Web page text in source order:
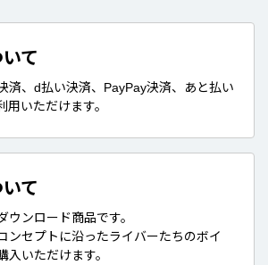
て
済、d払い決済、PayPay決済、あと払い
用いただけます。
て
ウンロード商品です。
ンセプトに沿ったライバーたちのボイ
入いただけます。